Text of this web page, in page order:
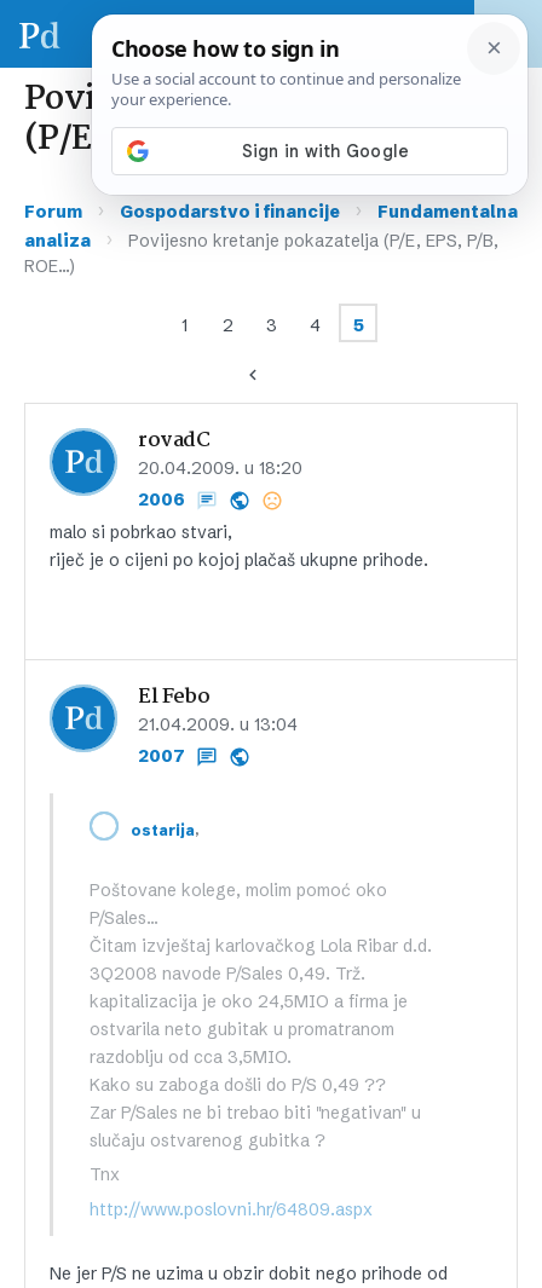
Povijesno kretanje pokazatelja
(P/E, EPS, P/B, ROE…)
Forum › Gospodarstvo i financije ›
Fundamentalna
analiza
›
Povijesno kretanje pokazatelja (P/E, EPS, P/B,
ROE…)
1 2 3 4 5
rovadC
20.04.2009. u 18:20
2006
malo si pobrkao stvari,
riječ je o cijeni po kojoj plačaš ukupne prihode.
El Febo
21.04.2009. u 13:04
2007
ostarija,
Poštovane kolege, molim pomoć oko
P/Sales…
Čitam izvještaj karlovačkog Lola Ribar d.d.
3Q2008 navode P/Sales 0,49. Trž.
kapitalizacija je oko 24,5MIO a firma je
ostvarila neto gubitak u promatranom
razdoblju od cca 3,5MIO.
Kako su zaboga došli do P/S 0,49 ??
Zar P/Sales ne bi trebao biti "negativan" u
slučaju ostvarenog gubitka ?
Tnx
http://www.poslovni.hr/64809.aspx
Ne jer P/S ne uzima u obzir dobit nego prihode od